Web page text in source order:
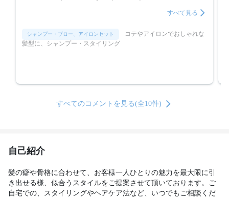
すべて見る
シャンプー・ブロー、アイロンセット
髪型に、シャンプー・スタイリング
すべてのコメントを見る(全10件)
自己紹介
髪の癖や骨格に合わせて、お客様一人ひとりの魅力を最大限に引
き出せる様、似合うスタイルをご提案させて頂いております。ご
自宅での、スタイリングやヘアケア法など、いつでもご相談くだ